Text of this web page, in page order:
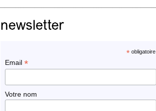
newsletter
*obligatoire
Email*
Votre nom